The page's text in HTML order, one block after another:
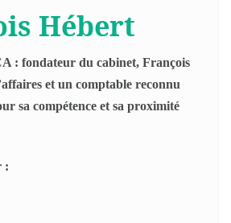
Hébert
: fondateur du cabinet, François
et un comptable reconnu
sa compétence et sa proximité
: